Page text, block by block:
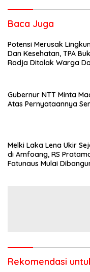
Baca Juga
Potensi Merusak
Dan Kesehatan, TPA
Rodja Ditolak Warga
Gubernur NTT Minta
Atas Pernyataannya
Melki Laka Lena Ukir
di Amfoang, RS
Fatunaus Mulai
Rekomendasi